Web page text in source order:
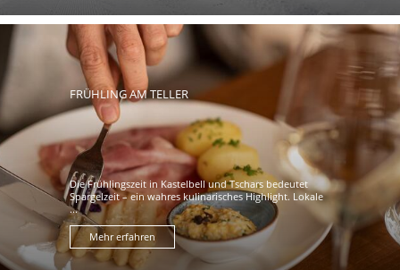
FRÜHLING AM TELLER
Die Frühlingszeit in Kastelbell und Tschars bedeutet
Spargelzeit – ein wahres kulinarisches Highlight. Lokale
...
Mehr erfahren